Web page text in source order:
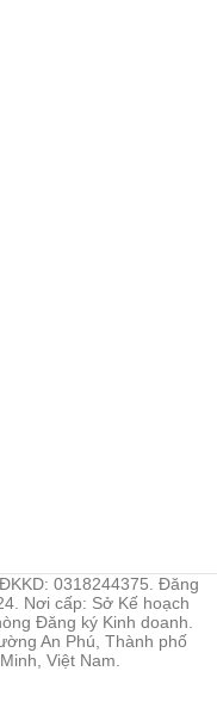
0318244375. Đăng
Nơi cấp: Sở Kế hoạch
Đăng ký Kinh doanh.
An Phú, Thành phố
Việt Nam.